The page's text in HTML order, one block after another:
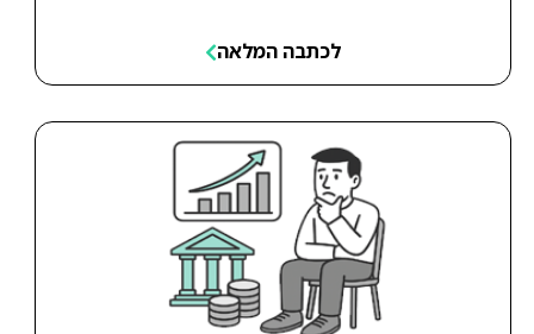
לכתבה המלאה